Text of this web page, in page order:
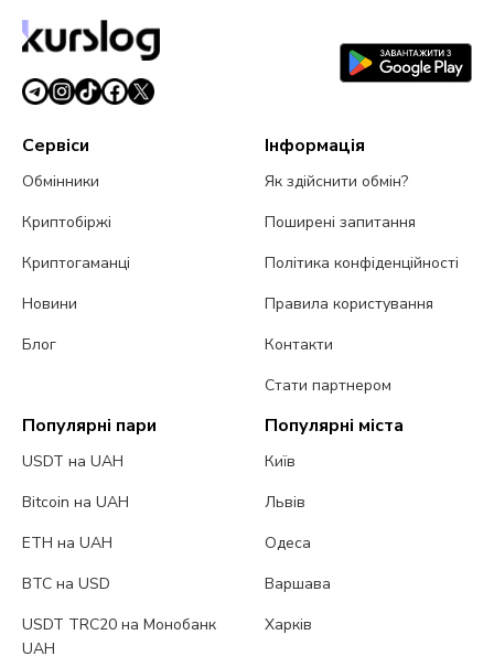
Сервіси
Обмінники
Криптобіржі
Криптогаманці
Новини
Блог
Інформація
Як здійснити обмін?
Поширені запитання
Політика конфіденційності
Правила користування
Контакти
Стати партнером
Популярні пари
USDT на UAH
Bitcoin на UAH
ETH на UAH
BTC на USD
USDT TRC20 на Монобанк
UAH
Популярні міста
Київ
Львів
Одеса
Варшава
Харків